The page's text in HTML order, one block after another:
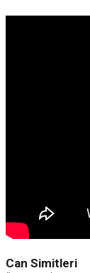
Can Simitleri